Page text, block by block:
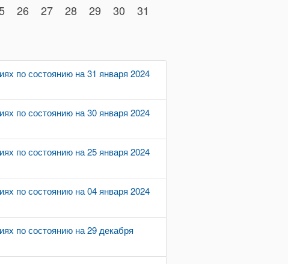
26 27 28 29 30
31
по состоянию на 31 января 2024
по состоянию на 30 января 2024
по состоянию на 25 января 2024
по состоянию на 04 января 2024
по состоянию на 29 декабря